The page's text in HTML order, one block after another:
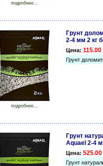
подробнее...
подробнее...
Грунт
2-4 мм 2 кг
Цена: 115.00
Грунт
Грунт
Aquael 2-4
Цена: 525.00
Грунт